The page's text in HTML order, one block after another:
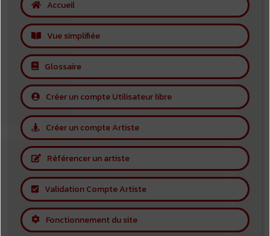
Accueil
Vue simplifiée
Glossaire
Créer un compte Utilisateur libre
Créer un compte Artiste
Référencer un artiste
Validation Compte Artiste
Fonctionnement du site